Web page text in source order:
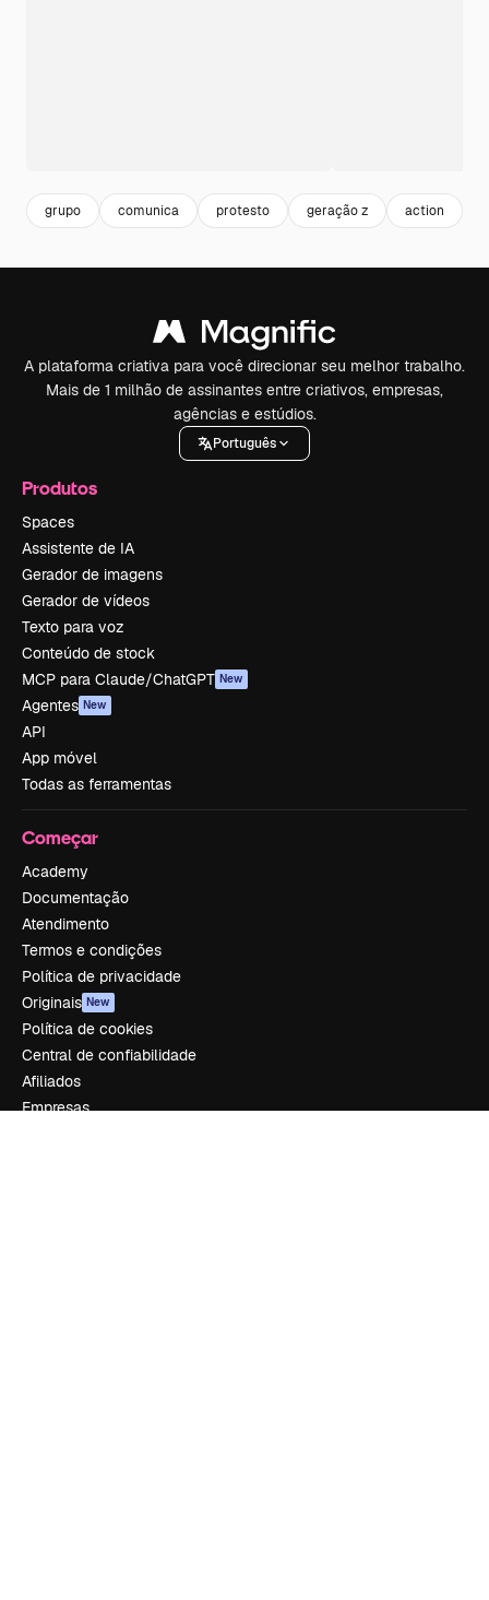
grupo comunica protesto geração z action
A plataforma criativa para você direcionar seu melhor trabalho.
Mais de 1 milhão de assinantes entre criativos, empresas,
agências e estúdios.
Português
Produtos
Spaces
Assistente de IA
Gerador de imagens
Gerador de vídeos
Texto para voz
Conteúdo de stock
MCP para Claude/ChatGPT New
Agentes New
API
App móvel
Todas as ferramentas
Começar
Academy
Documentação
Atendimento
Termos e condições
Política de privacidade
Originais New
Política de cookies
Central de confiabilidade
Afiliados
Empresas